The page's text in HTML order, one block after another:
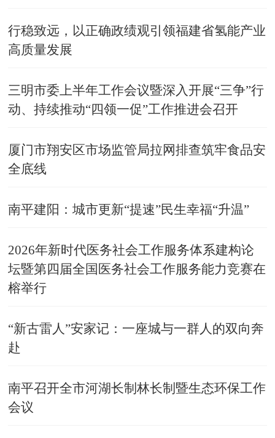
行稳致远，以正确政绩观引领福建省氢能产业
高质量发展
​三明市委上半年工作会议暨深入开展“三争”行
动、持续推动“四领一促”工作推进会召开
厦门市翔安区市场监管局拉网排查筑牢食品安
全底线
南平建阳：城市更新“提速”民生幸福“升温”
2026年新时代医务社会工作服务体系建构论
坛暨第四届全国医务社会工作服务能力竞赛在
榕举行
“新古雷人”安家记：一座城与一群人的双向奔
赴
南平召开全市河湖长制林长制暨生态环保工作
会议